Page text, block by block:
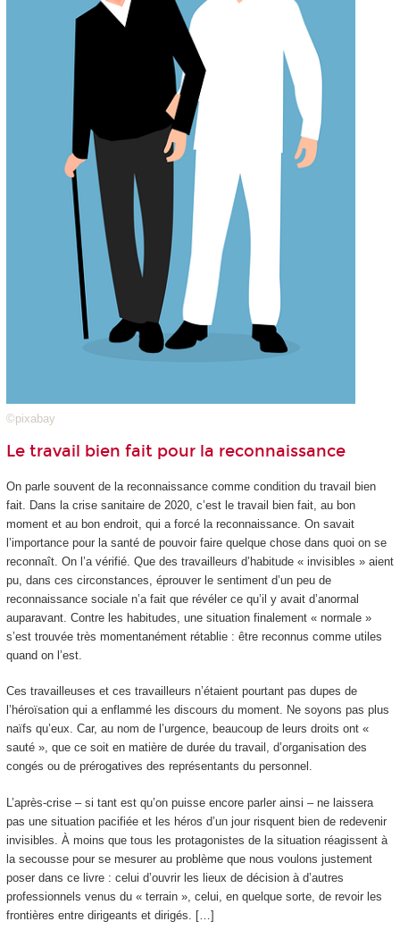
©pixabay
Le travail bien fait pour la reconnaissance
On parle souvent de la reconnaissance comme condition du travail bien
fait. Dans la crise sanitaire de 2020, c’est le travail bien fait, au bon
moment et au bon endroit, qui a forcé la reconnaissance. On savait
l’importance pour la santé de pouvoir faire quelque chose dans quoi on se
reconnaît. On l’a vérifié. Que des travailleurs d’habitude « invisibles » aient
pu, dans ces circonstances, éprouver le sentiment d’un peu de
reconnaissance sociale n’a fait que révéler ce qu’il y avait d’anormal
auparavant. Contre les habitudes, une situation finalement « normale »
s’est trouvée très momentanément rétablie : être reconnus comme utiles
quand on l’est.
Ces travailleuses et ces travailleurs n’étaient pourtant pas dupes de
l’héroïsation qui a enflammé les discours du moment. Ne soyons pas plus
naïfs qu’eux. Car, au nom de l’urgence, beaucoup de leurs droits ont «
sauté », que ce soit en matière de durée du travail, d’organisation des
congés ou de prérogatives des représentants du personnel.
L’après-crise – si tant est qu’on puisse encore parler ainsi – ne laissera
pas une situation pacifiée et les héros d’un jour risquent bien de redevenir
invisibles. À moins que tous les protagonistes de la situation réagissent à
la secousse pour se mesurer au problème que nous voulons justement
poser dans ce livre : celui d’ouvrir les lieux de décision à d’autres
professionnels venus du « terrain », celui, en quelque sorte, de revoir les
frontières entre dirigeants et dirigés. […]